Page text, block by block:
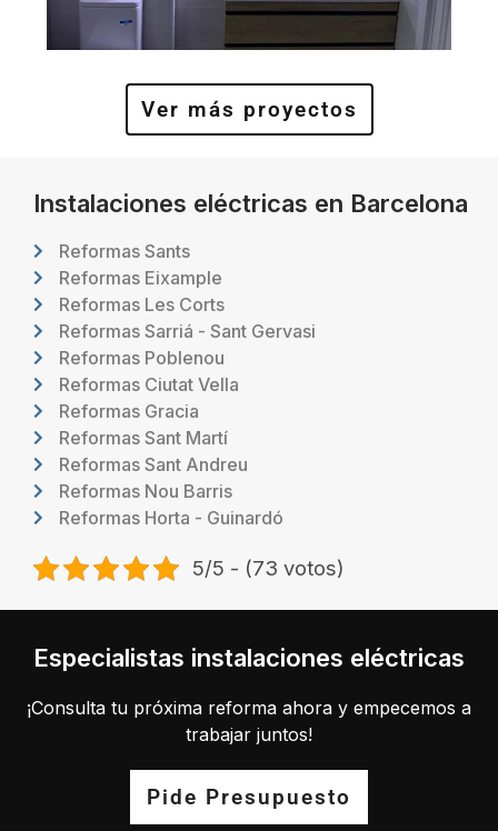
Ver más proyectos
Instalaciones eléctricas en Barcelona
Reformas Sants
Reformas Eixample
Reformas Les Corts
Reformas Sarriá - Sant Gervasi
Reformas Poblenou
Reformas Ciutat Vella
Reformas Gracia
Reformas Sant Martí
Reformas Sant Andreu
Reformas Nou Barris
Reformas Horta - Guinardó
5/5 - (73 votos)
Especialistas instalaciones eléctricas
¡Consulta tu próxima reforma ahora y empecemos a
trabajar juntos!
Pide Presupuesto